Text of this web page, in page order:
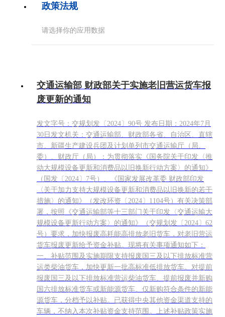
政策法规
请选择你的应用数据
交通运输部 财政部关于实施老旧营运货车报
废更新的通知
发文字号：交规划发〔2024〕90号 发布日期：2024年7月
30日发文机关：交通运输部、财政部各省、自治区、直辖
市、新疆生产建设兵团及计划单列市交通运输厅（局、
委）、财政厅（局）：为贯彻落实《国务院关于印发〈推
动大规模设备更新和消费品以旧换新行动方案〉的通知》
（国发〔2024〕7号）、《国家发展改革委 财政部印发
〈关于加力支持大规模设备更新和消费品以旧换新的若干
措施〉的通知》（发改环资〔2024〕1104号）有关决策部
署，按照《交通运输部等十三部门关于印发〈交通运输大
规模设备更新行动方案〉的通知》（交规划发〔2024〕62
号）要求，加快报废高耗能高排放老旧货车，对老旧营运
货车报废更新给予资金补贴。现将有关事项通知如下：
一、补贴范围及实施期限支持报废国三及以下排放标准营
运类柴油货车，加快更新一批高标准低排放货车。对提前
报废国三及以下排放标准营运柴油货车、提前报废并新购
国六排放标准货车或新能源货车、仅新购符合条件的新能
源货车，分档予以补贴。已获得中央其他资金渠道支持的
车辆，不纳入本次补贴资金支持范围。上述补贴政策实施